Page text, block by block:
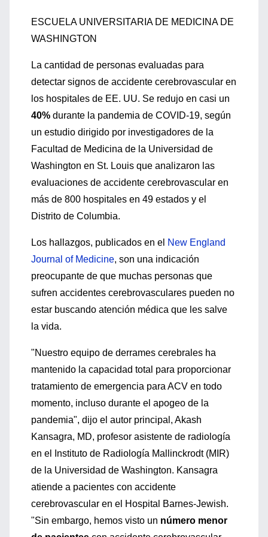
ESCUELA UNIVERSITARIA DE MEDICINA DE
WASHINGTON
La cantidad de personas evaluadas para
detectar signos de accidente cerebrovascular en
los hospitales de EE. UU. Se redujo en casi un
40% durante la pandemia de COVID-19, según
un estudio dirigido por investigadores de la
Facultad de Medicina de la Universidad de
Washington en St. Louis que analizaron las
evaluaciones de accidente cerebrovascular en
más de 800 hospitales en 49 estados y el
Distrito de Columbia.
Los hallazgos, publicados en el New England
Journal of Medicine, son una indicación
preocupante de que muchas personas que
sufren accidentes cerebrovasculares pueden no
estar buscando atención médica que les salve
la vida.
"Nuestro equipo de derrames cerebrales ha
mantenido la capacidad total para proporcionar
tratamiento de emergencia para ACV en todo
momento, incluso durante el apogeo de la
pandemia", dijo el autor principal, Akash
Kansagra, MD, profesor asistente de radiología
en el Instituto de Radiología Mallinckrodt (MIR)
de la Universidad de Washington. Kansagra
atiende a pacientes con accidente
cerebrovascular en el Hospital Barnes-Jewish.
"Sin embargo, hemos visto un número menor